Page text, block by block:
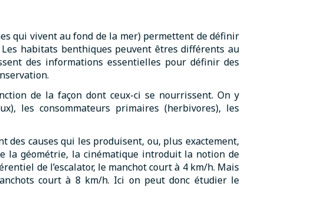
qui vivent au fond de la mer) permettent de définir
habitats benthiques peuvent êtres différents au
des informations essentielles pour définir des
de la façon dont ceux-ci se nourrissent. On y
les consommateurs primaires (herbivores), les
des causes qui les produisent, ou, plus exactement,
la géométrie, la cinématique introduit la notion de
de l’escalator, le manchot court à 4 km/h. Mais
court à 8 km/h. Ici on peut donc étudier le